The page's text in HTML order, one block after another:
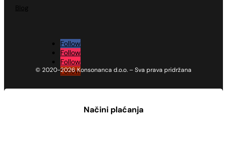
Blog
Follow
Follow
Follow
Follow
© 2020-2026 Konsonanca d.o.o. – Sva prava pridržana
Načini plaćanja